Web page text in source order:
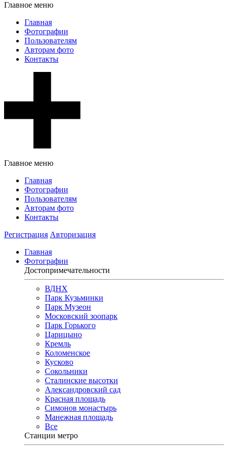
Главное меню
Главная
Фотографии
Пользователям
Авторам фото
Контакты
Главное меню
Главная
Фотографии
Пользователям
Авторам фото
Контакты
Регистрация Авторизация
Главная
Фотографии
Достопримечательности
ВДНХ
Парк Кузьминки
Парк Музеон
Московский зоопарк
Парк Горького
Царицыно
Кремль
Коломенское
Кусково
Сокольники
Сталинские высотки
Александровский сад
Красная площадь
Симонов монастырь
Манежная площадь
Все
Станции метро